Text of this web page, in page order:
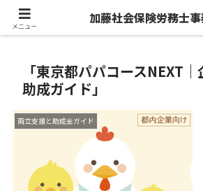
台東区（浅草橋）で社会保険・労務・人
「東京都パパコースNEXT
助成ガイド」
両立支援と助成金ガイド
メニュー
加藤社会保険労務士